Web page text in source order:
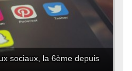
sociaux, la 6ème depuis